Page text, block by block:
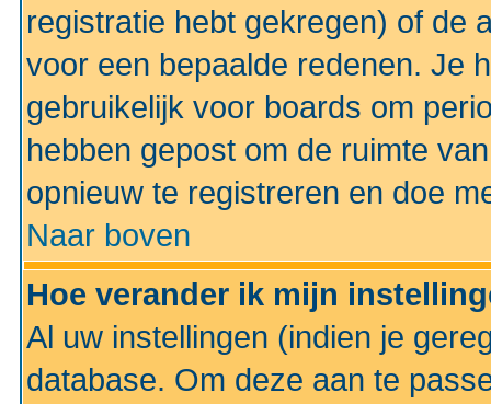
registratie hebt gekregen) of de
voor een bepaalde redenen. Je
gebruikelijk voor boards om
hebben gepost om de ruimte
opnieuw te registreren en doe
Naar boven
Hoe verander ik mijn
Al uw instellingen (indien je
database. Om deze aan te